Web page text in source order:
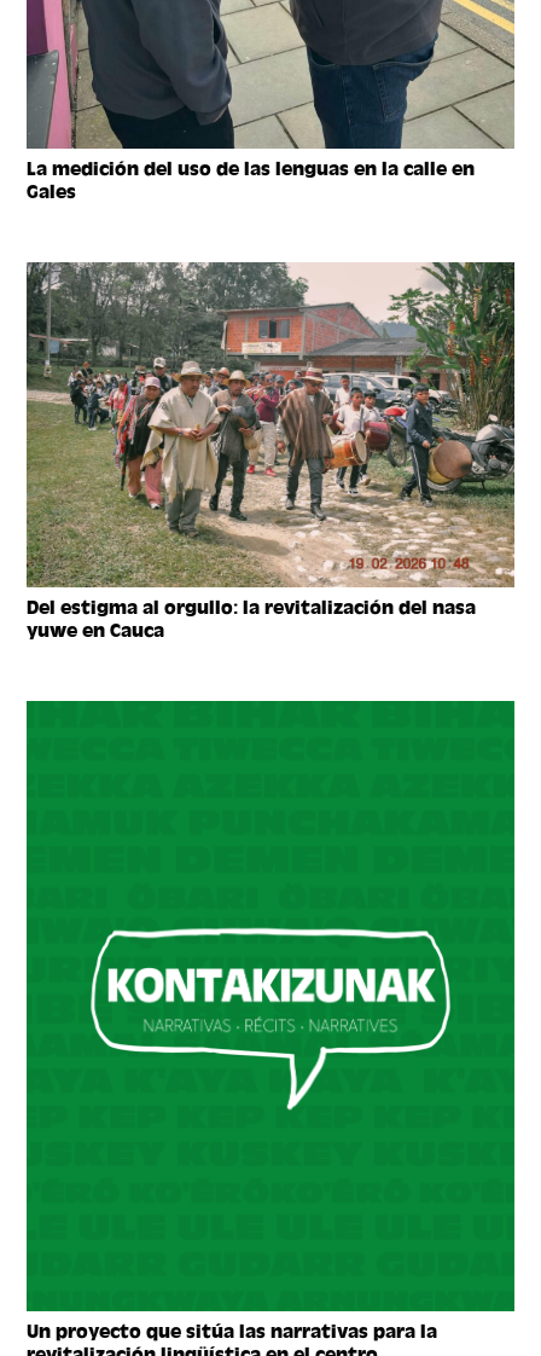
La medición del uso de las lenguas en la calle en
Gales
Del estigma al orgullo: la revitalización del nasa
yuwe en Cauca
Un proyecto que sitúa las narrativas para la